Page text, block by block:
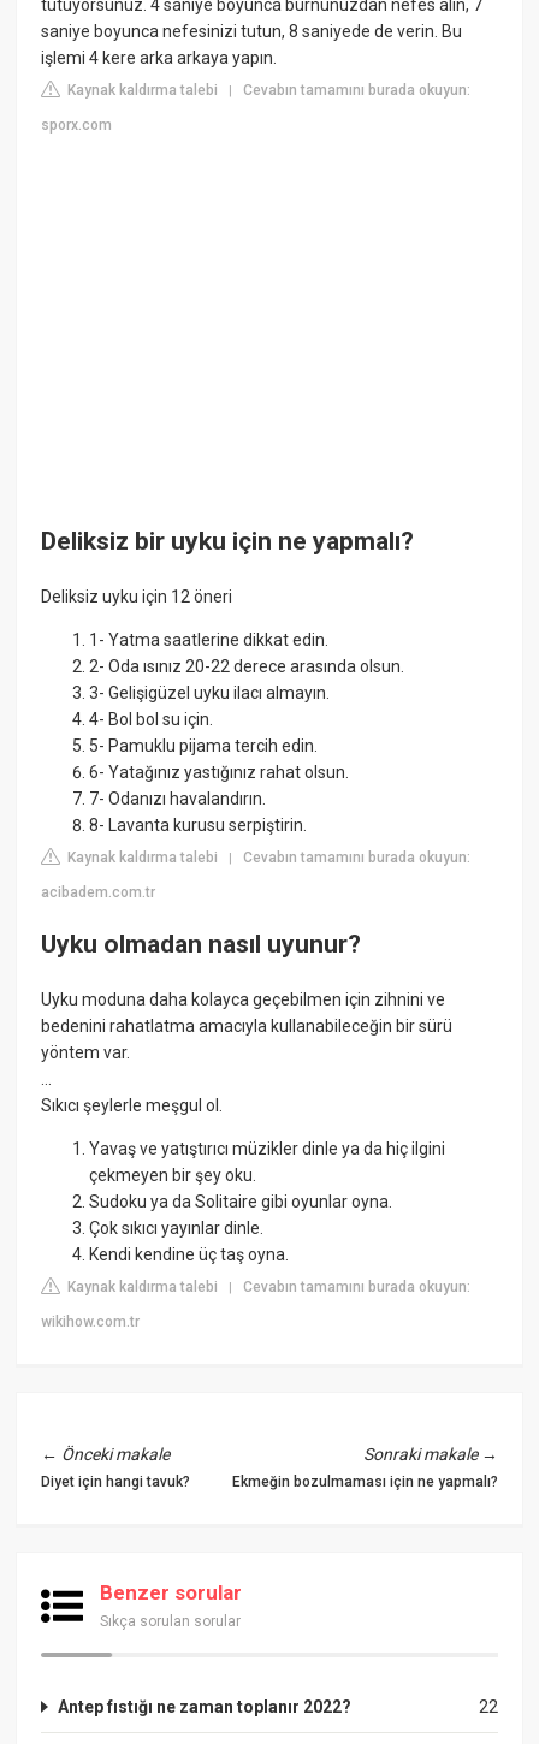
tutuyorsunuz. 4 saniye boyunca burnunuzdan nefes alın, 7
saniye boyunca nefesinizi tutun, 8 saniyede de verin. Bu
işlemi 4 kere arka arkaya yapın.
Kaynak kaldırma talebi |Cevabın tamamını burada okuyun:
sporx.com
Deliksiz bir uyku için ne yapmalı?
Deliksiz uyku için 12 öneri
1- Yatma saatlerine dikkat edin.
2- Oda ısınız 20-22 derece arasında olsun.
3- Gelişigüzel uyku ilacı almayın.
4- Bol bol su için.
5- Pamuklu pijama tercih edin.
6- Yatağınız yastığınız rahat olsun.
7- Odanızı havalandırın.
8- Lavanta kurusu serpiştirin.
Kaynak kaldırma talebi |Cevabın tamamını burada okuyun:
acibadem.com.tr
Uyku olmadan nasıl uyunur?
Uyku moduna daha kolayca geçebilmen için zihnini ve
bedenini rahatlatma amacıyla kullanabileceğin bir sürü
yöntem var.
Sıkıcı şeylerle meşgul ol.
Yavaş ve yatıştırıcı müzikler dinle ya da hiç ilgini
çekmeyen bir şey oku.
Sudoku ya da Solitaire gibi oyunlar oyna.
Çok sıkıcı yayınlar dinle.
Kendi kendine üç taş oyna.
Kaynak kaldırma talebi |Cevabın tamamını burada okuyun:
wikihow.com.tr
← Önceki makale
Diyet için hangi tavuk?
Sonraki makale→
Ekmeğin bozulmaması için ne yapmalı?
Benzer sorular
Sıkça sorulan sorular
22
Antep fıstığı ne zaman toplanır 2022?